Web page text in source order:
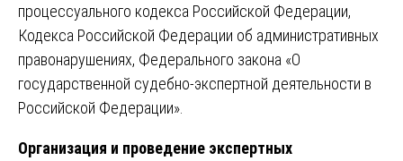
процессуального кодекса Российской Федерации,
Кодекса Российской Федерации об административных
правонарушениях, Федерального закона «О
государственной судебно-экспертной деятельности в
Российской Федерации».
Организация и проведение экспертных